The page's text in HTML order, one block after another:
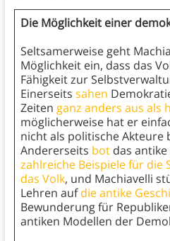
Die Möglichkeit einer
Seltsamerweise geht
Möglichkeit ein, dass das
Fähigkeit zur
Einerseits sahen
Zeiten ganz anders aus als
möglicherweise hat er
nicht als politische Akteure
Andererseits botdas antike
zahlreiche Beispiele für die
das Volk, und Machiavelli
Lehren aufdie antike
Bewunderung für
antiken Modellen der